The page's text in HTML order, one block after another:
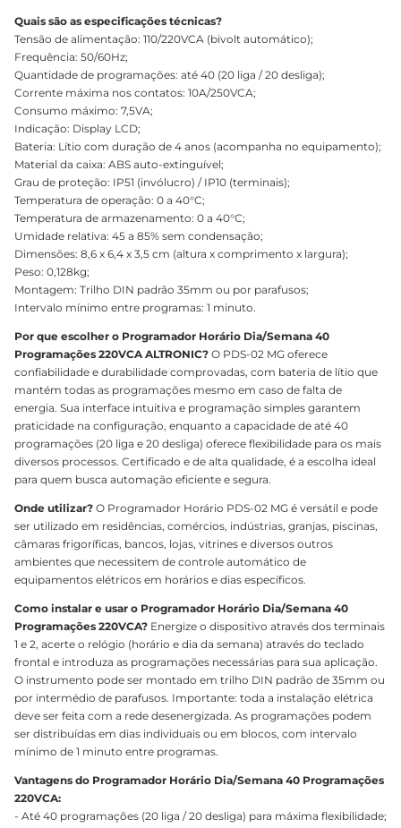
Quais são as especificações técnicas?
Tensão de alimentação: 110/220VCA (bivolt automático);
Frequência: 50/60Hz;
Quantidade de programações: até 40 (20 liga / 20 desliga);
Corrente máxima nos contatos: 10A/250VCA;
Consumo máximo: 7,5VA;
Indicação: Display LCD;
Bateria: Lítio com duração de 4 anos (acompanha no equipamento);
Material da caixa: ABS auto-extinguível;
Grau de proteção: IP51 (invólucro) / IP10 (terminais);
Temperatura de operação: 0 a 40°C;
Temperatura de armazenamento: 0 a 40°C;
Umidade relativa: 45 a 85% sem condensação;
Dimensões: 8,6 x 6,4 x 3,5 cm (altura x comprimento x largura);
Peso: 0,128kg;
Montagem: Trilho DIN padrão 35mm ou por parafusos;
Intervalo mínimo entre programas: 1 minuto.
Por que escolher o Programador Horário Dia/Semana 40
Programações 220VCA ALTRONIC? O PDS-02 MG oferece
confiabilidade e durabilidade comprovadas, com bateria de lítio que
mantém todas as programações mesmo em caso de falta de
energia. Sua interface intuitiva e programação simples garantem
praticidade na configuração, enquanto a capacidade de até 40
programações (20 liga e 20 desliga) oferece flexibilidade para os mais
diversos processos. Certificado e de alta qualidade, é a escolha ideal
para quem busca automação eficiente e segura.
Onde utilizar? O Programador Horário PDS-02 MG é versátil e pode
ser utilizado em residências, comércios, indústrias, granjas, piscinas,
câmaras frigoríficas, bancos, lojas, vitrines e diversos outros
ambientes que necessitem de controle automático de
equipamentos elétricos em horários e dias específicos.
Como instalar e usar o Programador Horário Dia/Semana 40
Programações 220VCA? Energize o dispositivo através dos terminais
1 e 2, acerte o relógio (horário e dia da semana) através do teclado
frontal e introduza as programações necessárias para sua aplicação.
O instrumento pode ser montado em trilho DIN padrão de 35mm ou
por intermédio de parafusos. Importante: toda a instalação elétrica
deve ser feita com a rede desenergizada. As programações podem
ser distribuídas em dias individuais ou em blocos, com intervalo
mínimo de 1 minuto entre programas.
Vantagens do Programador Horário Dia/Semana 40 Programações
220VCA:
- Até 40 programações (20 liga / 20 desliga) para máxima flexibilidade;